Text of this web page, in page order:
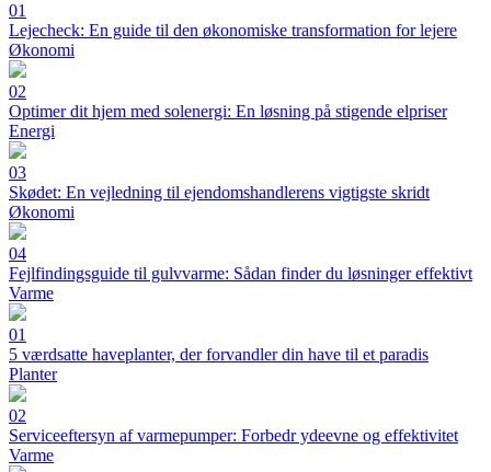
01
Lejecheck: En guide til den økonomiske transformation for lejere
Økonomi
02
Optimer dit hjem med solenergi: En løsning på stigende elpriser
Energi
03
Skødet: En vejledning til ejendomshandlerens vigtigste skridt
Økonomi
04
Fejlfindingsguide til gulvvarme: Sådan finder du løsninger effektivt
Varme
01
5 værdsatte haveplanter, der forvandler din have til et paradis
Planter
02
Serviceeftersyn af varmepumper: Forbedr ydeevne og effektivitet
Varme